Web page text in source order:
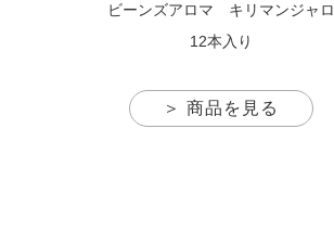
ビーンズアロマ キリマンジャロ
12本入り
＞ 商品を見る